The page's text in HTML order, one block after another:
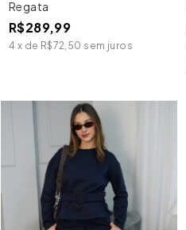
Regata
R$289,99
4 x de R$72,50 sem juros